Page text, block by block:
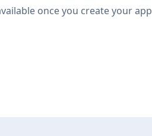
once you create your app